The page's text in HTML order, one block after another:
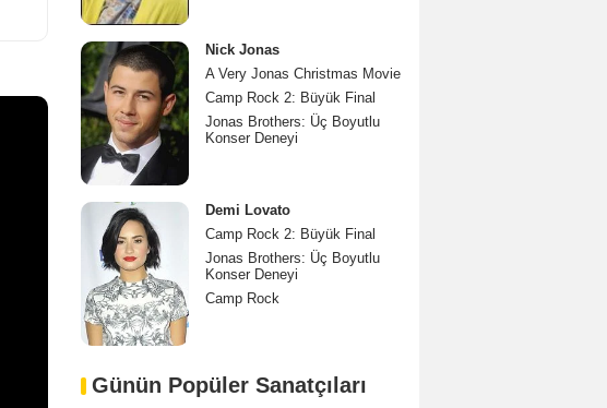
Nick Jonas
A Very Jonas Christmas Movie
Camp Rock 2: Büyük Final
Jonas Brothers: Üç Boyutlu
Konser Deneyi
Demi Lovato
Camp Rock 2: Büyük Final
Jonas Brothers: Üç Boyutlu
Konser Deneyi
Camp Rock
Günün Popüler Sanatçıları